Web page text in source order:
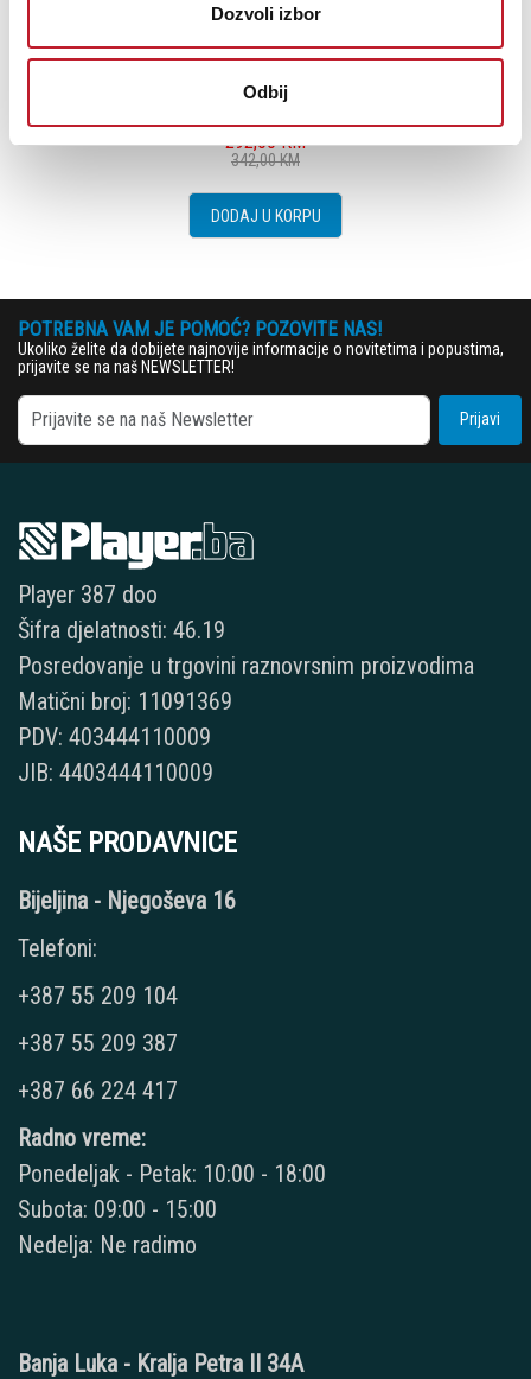
Dozvoli izbor
Odbij
Mackie CR3.5BT - Aktivni Monitori
292,00KM
342,00KM
DODAJ U KORPU
POTREBNA VAM JE POMOĆ? POZOVITE NAS!
Ukoliko želite da dobijete najnovije informacije o novitetima i popustima,
prijavite se na naš NEWSLETTER!
Prijavi
Player 387 doo
Šifra djelatnosti: 46.19
Posredovanje u trgovini raznovrsnim proizvodima
Matični broj: 11091369
PDV: 403444110009
JIB: 4403444110009
NAŠE PRODAVNICE
Bijeljina - Njegoševa 16
Telefoni:
+387 55 209 104
+387 55 209 387
+387 66 224 417
Radno vreme:
Ponedeljak - Petak: 10:00 - 18:00
Subota: 09:00 - 15:00
Nedelja: Ne radimo
Banja Luka - Kralja Petra II 34A